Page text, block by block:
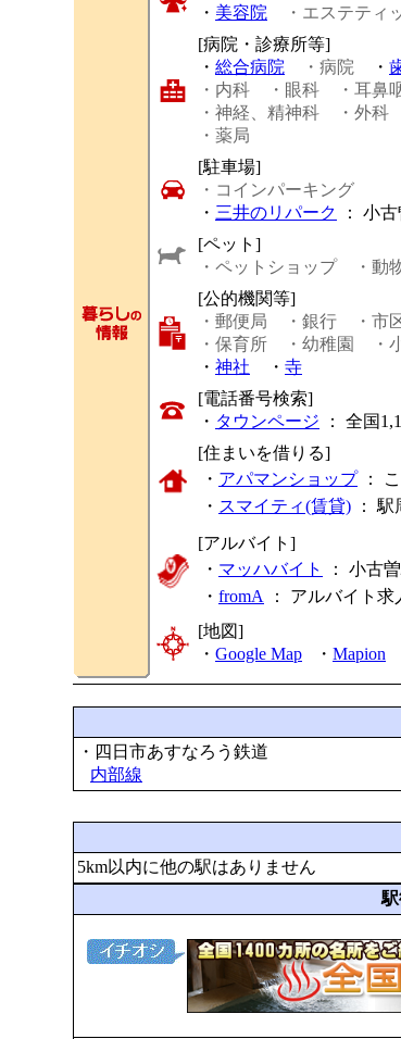
・ 美容院 ・エステティ
[病院・診療所等]
・ 総合病院 ・病院 ・
・内科
・眼科 ・耳鼻
・神経、精神科
・外科
・薬局
[駐車場]
・コインパーキング
・ 三井のリパーク
： 小
[ペット]
・ペットショップ
・動
[公的機関等]
・郵便局
・銀行 ・市
・保育所
・幼稚園 ・
・ 神社 ・ 寺
[電話番号検索]
・ タウンページ ： 全国
[住まいを借りる]
・ アパマンショップ：
・ スマイティ(賃貸) ：
[アルバイト]
・ マッハバイト
： 小古
・ fromA ： アルバイト求
[地図]
・ Google Map ・ Mapion
・四日市あすなろう鉄道
内部線
5km以内に他の駅はありません